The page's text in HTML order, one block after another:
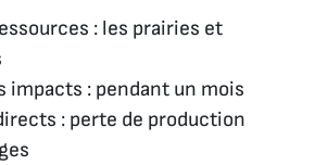
: les prairies et
impacts : pendant un mois
: perte de production